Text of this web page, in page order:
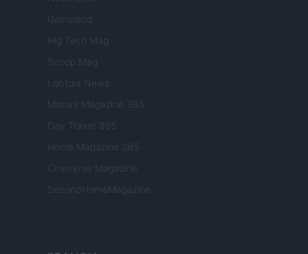
Gameland
Hig Tech Mag
Scoop Mag
Lgbtqia News
Motors Magazine 365
Day Travel 365
Home Magazine 365
Cineverse Magazine
SecondHomeMagazine